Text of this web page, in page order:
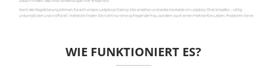
WIE FUNKTIONIERT ES?